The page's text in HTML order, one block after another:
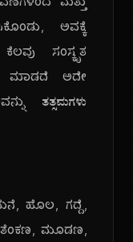
ಮತ್ತು
ಅವಕ್ಕೆ
ಸಂಸ್ಕೃತ
ಮಾಡದೆ ಅದೇ
ತತ್ಸಮಗಳು
ಹೊಲ, ಗದ್ದೆ,
ತೆಂಕಣ, ಮೂಡಣ,